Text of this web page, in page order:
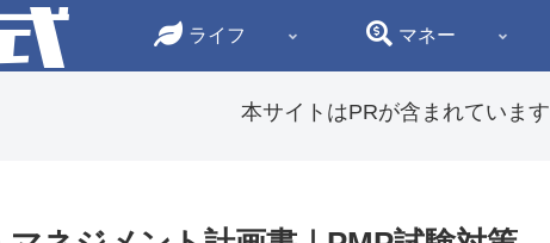
ライフ マネー
本サイトはPRが含まれています